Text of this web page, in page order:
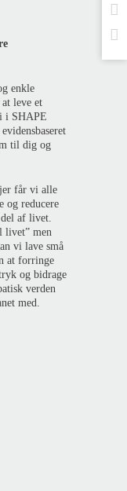
enkle
leve et
i SHAPE
til dig og
får vi alle
og reducere
del af livet.
livet” men
vi lave små
at forringe
og bidrage
verden
med.